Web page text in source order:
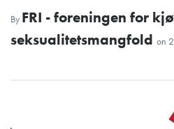
By FRI - foreningen for
seksualitetsmangfold on